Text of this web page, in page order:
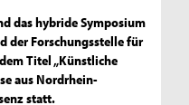
das hybride Symposium
der Forschungsstelle für
Titel „Künstliche
aus Nordrhein-
statt.